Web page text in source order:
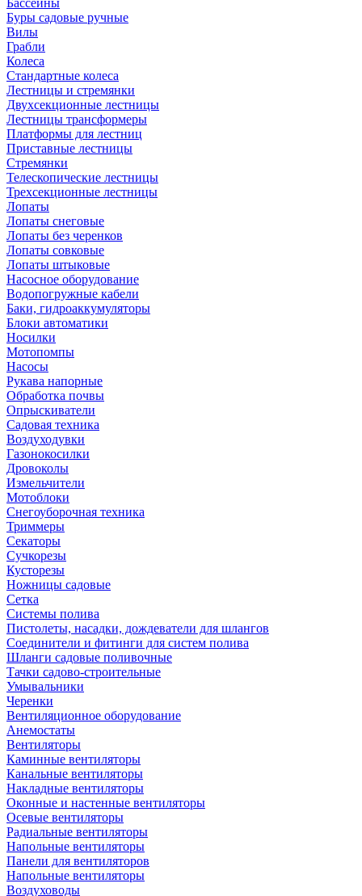
Бассейны
Буры садовые ручные
Вилы
Грабли
Колеса
Стандартные колеса
Лестницы и стремянки
Двухсекционные лестницы
Лестницы трансформеры
Платформы для лестниц
Приставные лестницы
Стремянки
Телескопические лестницы
Трехсекционные лестницы
Лопаты
Лопаты снеговые
Лопаты без черенков
Лопаты совковые
Лопаты штыковые
Насосное оборудование
Водопогружные кабели
Баки, гидроаккумуляторы
Блоки автоматики
Носилки
Мотопомпы
Насосы
Рукава напорные
Обработка почвы
Опрыскиватели
Садовая техника
Воздуходувки
Газонокосилки
Дровоколы
Измельчители
Мотоблоки
Снегоуборочная техника
Триммеры
Секаторы
Сучкорезы
Кусторезы
Ножницы садовые
Сетка
Системы полива
Пистолеты, насадки, дождеватели для шлангов
Соединители и фитинги для систем полива
Шланги садовые поливочные
Тачки садово-строительные
Умывальники
Черенки
Вентиляционное оборудование
Анемостаты
Вентиляторы
Каминные вентиляторы
Канальные вентиляторы
Накладные вентиляторы
Оконные и настенные вентиляторы
Осевые вентиляторы
Радиальные вентиляторы
Напольные вентиляторы
Панели для вентиляторов
Напольные вентиляторы
Воздуховоды